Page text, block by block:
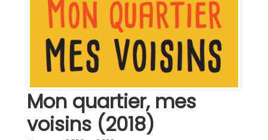
Mon quartier, mes
voisins (2018)